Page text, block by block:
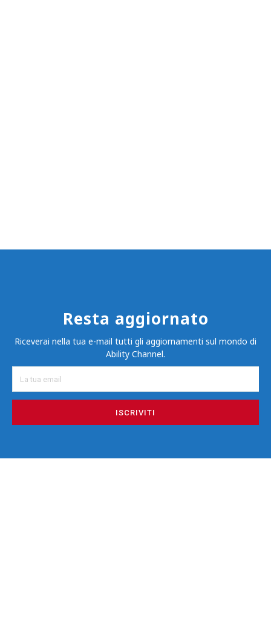
Resta aggiornato
Riceverai nella tua e-mail tutti gli aggiornamenti sul mondo di
Ability Channel.
ISCRIVITI